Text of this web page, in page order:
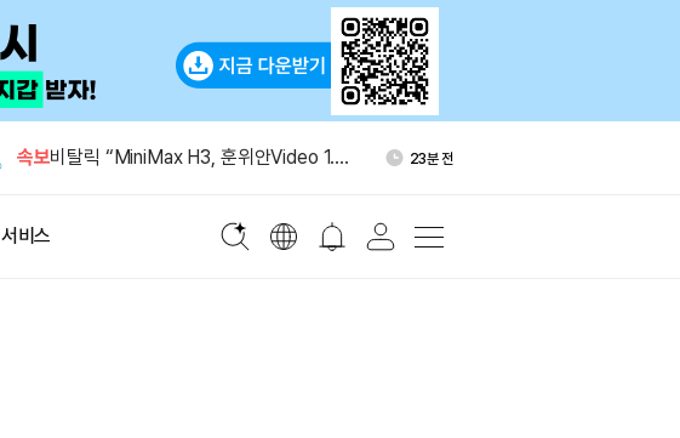
속보
미국 7월 고용 2만3000명 감소…실업률
1시간 전
비탈릭 “MiniMax H3, 훈위안Video 1.5
23분 전
서비스